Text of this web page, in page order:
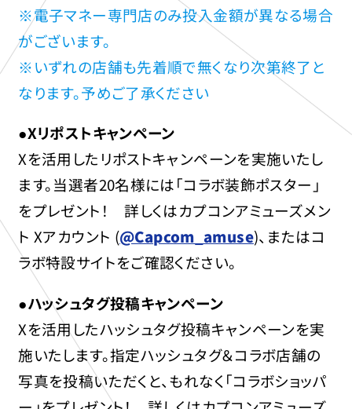
※電子マネー専門店のみ投入金額が異なる場合
がございます。
※いずれの店舗も先着順で無くなり次第終了と
なります。予めご了承ください
●Xリポストキャンペーン
Xを活用したリポストキャンペーンを実施いたし
ます。当選者20名様には「コラボ装飾ポスター」
をプレゼント！ 詳しくはカプコンアミューズメン
ト Xアカウント (@Capcom_amuse)、またはコ
ラボ特設サイトをご確認ください。
●ハッシュタグ投稿キャンペーン
Xを活用したハッシュタグ投稿キャンペーンを実
施いたします。指定ハッシュタグ＆コラボ店舗の
写真を投稿いただくと、もれなく「コラボショッパ